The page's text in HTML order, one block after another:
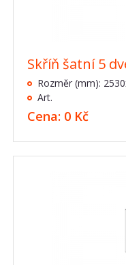
Skříň šatní 5
Rozměr (mm):
Art.
Cena: 0 Kč